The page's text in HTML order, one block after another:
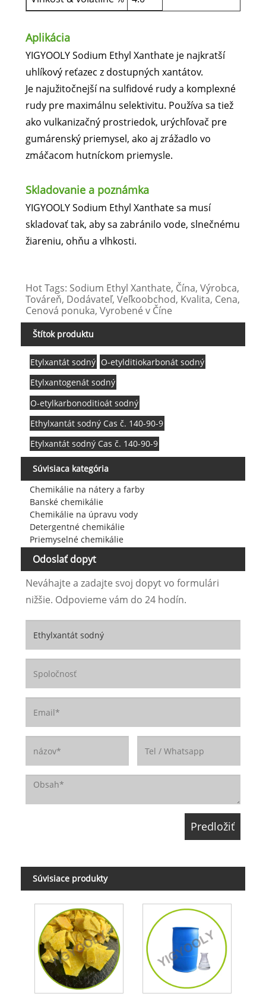
Aplikácia
YIGYOOLY Sodium Ethyl Xanthate je najkratší
uhlíkový reťazec z dostupných xantátov.
Je najužitočnejší na sulfidové rudy a komplexné
rudy pre maximálnu selektivitu. Používa sa tiež
ako vulkanizačný prostriedok, urýchľovač pre
gumárenský priemysel, ako aj zrážadlo vo
zmáčacom hutníckom priemysle.
Skladovanie a poznámka
YIGYOOLY Sodium Ethyl Xanthate sa musí
skladovať tak, aby sa zabránilo vode, slnečnému
žiareniu, ohňu a vlhkosti.
Hot Tags: Sodium Ethyl Xanthate, Čína, Výrobca,
Továreň, Dodávateľ, Veľkoobchod, Kvalita, Cena,
Cenová ponuka, Vyrobené v Číne
Štítok produktu
Etylxantát sodný O-etylditiokarbonát sodný
Etylxantogenát sodný
O-etylkarbonoditioát sodný
Ethylxantát sodný Cas č. 140-90-9
Etylxantát sodný Cas č. 140-90-9
Súvisiaca kategória
Chemikálie na nátery a farby
Banské chemikálie
Chemikálie na úpravu vody
Detergentné chemikálie
Priemyselné chemikálie
Odoslať dopyt
Neváhajte a zadajte svoj dopyt vo formulári
nižšie. Odpovieme vám do 24 hodín.
Súvisiace produkty